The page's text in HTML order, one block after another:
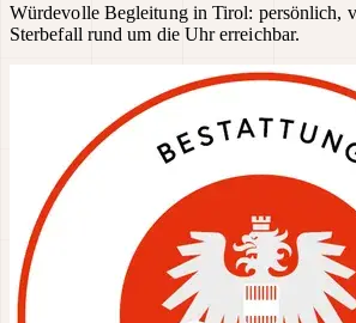
Würdevolle Begleitung in Tirol: persönlich,
Sterbefall rund um die Uhr erreichbar.